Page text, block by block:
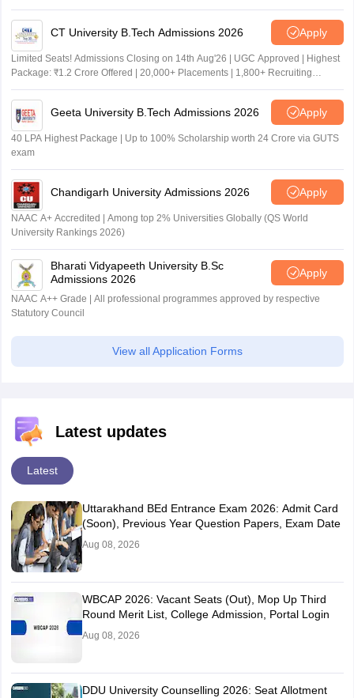
CT University B.Tech Admissions 2026 Apply
Limited Seats! Admissions Closing on 14th Aug'26 | UGC Approved | Highest
Package: ₹1.2 Crore Offered | 20,000+ Placements | 1,800+ Recruiting
Partners | Avail Upto 100% Scholarship
Geeta University B.Tech Admissions 2026 Apply
40 LPA Highest Package | Up to 100% Scholarship worth 24 Crore via GUTS
exam
Chandigarh University Admissions 2026 Apply
NAAC A+ Accredited | Among top 2% Universities Globally (QS World
University Rankings 2026)
Bharati Vidyapeeth University B.Sc
Admissions 2026
Apply
NAAC A++ Grade | All professional programmes approved by respective
Statutory Council
View all Application Forms
Latest updates
Latest
Uttarakhand BEd Entrance Exam 2026: Admit Card
(Soon), Previous Year Question Papers, Exam Date
Aug 08, 2026
WBCAP 2026: Vacant Seats (Out), Mop Up Third
Round Merit List, College Admission, Portal Login
Aug 08, 2026
DDU University Counselling 2026: Seat Allotment